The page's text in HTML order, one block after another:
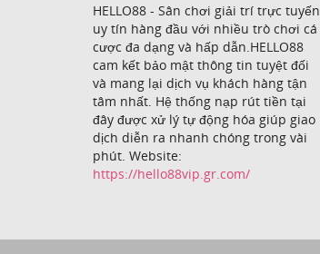
HELLO88 - Sân chơi giải trí trực tuyến
uy tín hàng đầu với nhiều trò chơi cá
cược đa dạng và hấp dẫn.HELLO88
cam kết bảo mật thông tin tuyệt đối
và mang lại dịch vụ khách hàng tận
tâm nhất. Hệ thống nạp rút tiền tại
đây được xử lý tự động hóa giúp giao
dịch diễn ra nhanh chóng trong vài
phút. Website:
https://hello88vip.gr.com/